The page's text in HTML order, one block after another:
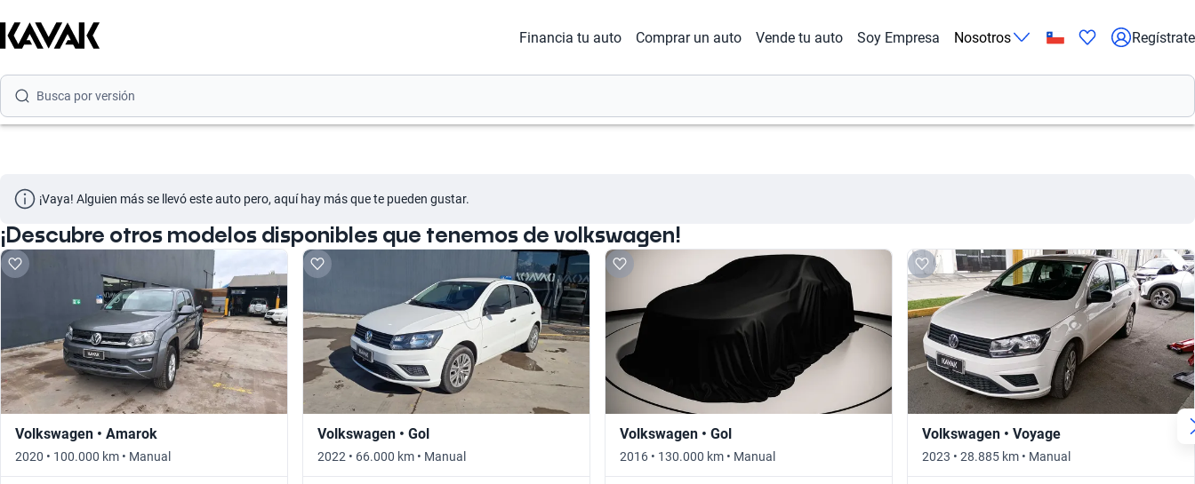
Financia tu auto Comprar un auto Vende tu auto Soy Empresa Nosotros Regístrate
Busca por versión
Busca por versión
Busca por año
¡Vaya! Alguien más se llevó este auto pero, aquí hay más que te pueden gustar.
¡Descubre otros modelos disponibles que tenemos de volkswagen!
Volkswagen • Amarok
2020 • 100.000 km • Manual
Volkswagen • Gol
2022 • 66.000 km • Manual
Volkswagen • Gol
2016 • 130.000 km • Manual
Volkswagen • Voyage
2023 • 28.885 km • Manual